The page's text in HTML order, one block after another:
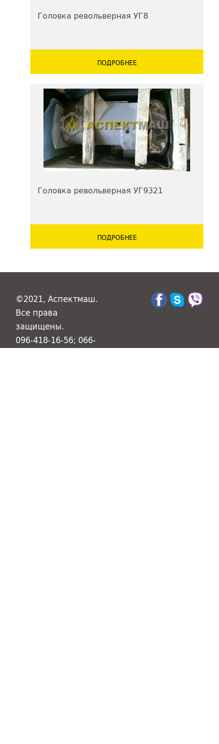
Головка револьверная УГ8
ПОДРОБНЕЕ
Головка револьверная УГ9321
ПОДРОБНЕЕ
©2021, Аспектмаш.
Все права
защищены.
096-418-16-56; 066-